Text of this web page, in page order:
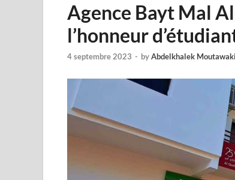
Agence Bayt Mal
l’honneur
4 septembre 2023 - byAbdelkhalek